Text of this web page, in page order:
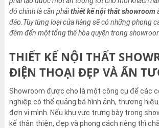
đó chính là cần phảithiết kế nội thất showroom
đáo.Tùy từng loại cửa hàng sẽ có những phong
đêm đến một tổng thể hòa quyện trong
THIẾT KẾ NỘI THẤT
ĐIỆN THOẠI ĐẸP VÀ ẤN
Showroom được cho là một công cụ để các
nghiệp có thể quảng bá hình ảnh, thương
đơn vị mình. Nếu khu vực trưng bày trong
kế thân thiện, đẹp và phong cách riêng thì